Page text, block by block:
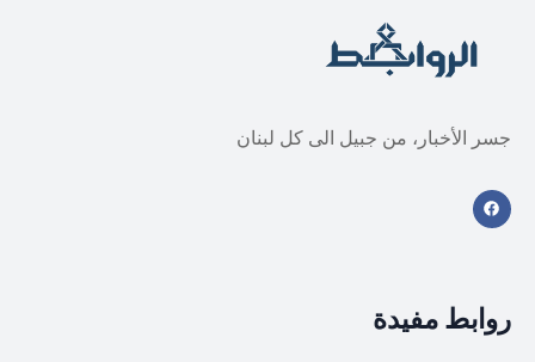
جسر الأخبار، من جبيل الى كل لبنان
روابط مفيدة